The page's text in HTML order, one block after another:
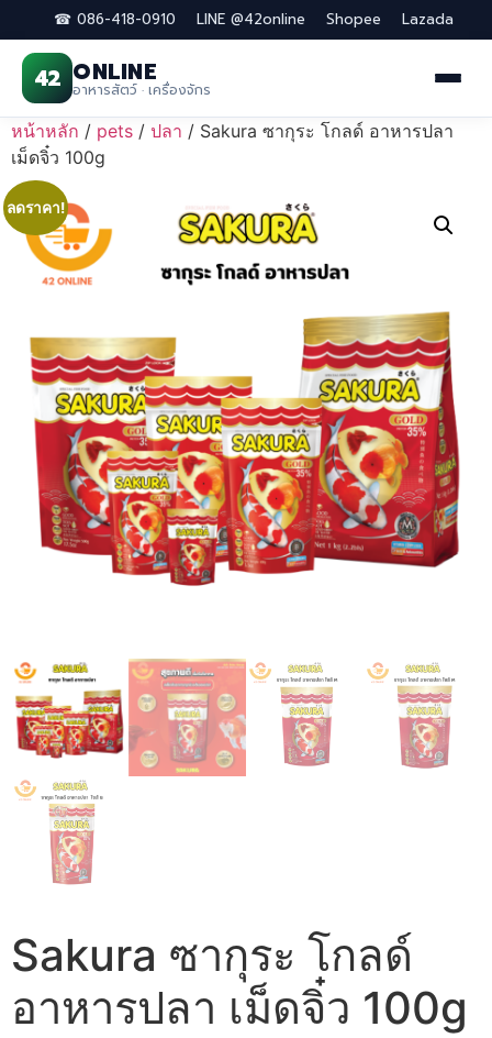
☎ 086-418-0910 LINE @42online Shopee Lazada
42 ONLINE
อาหารสัตว์ · เครื่องจักร
Skip
to
content
หน้าหลัก / pets / ปลา / Sakura ซากุระ โกลด์ อาหารปลา
เม็ดจิ๋ว 100g
ลดราคา!
Sakura ซากุระ โกลด์
อาหารปลา เม็ดจิ๋ว 100g